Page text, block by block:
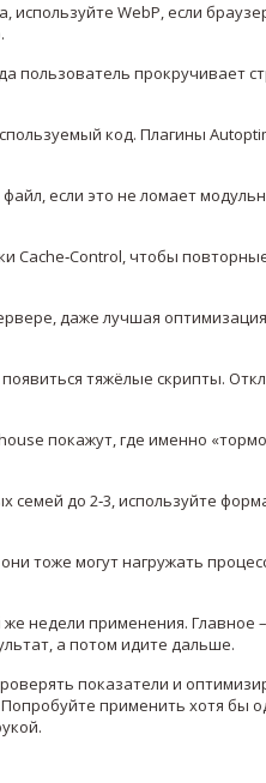
используйте WebP, если
пользователь прокручивает
код. Плагины
если это не ломает
Cache‑Control, чтобы
даже лучшая оптимизация
тяжёлые скрипты.
покажут, где именно
до 2‑3, используйте
тоже могут нагружать
недели применения. Главное
а потом идите дальше.
показатели и
применить хотя бы